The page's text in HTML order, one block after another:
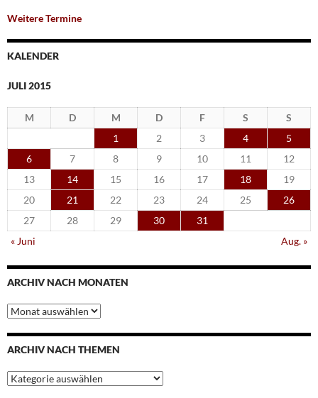
Weitere Termine
KALENDER
JULI 2015
M D M D F S
S
1
2 3 4
5
6
7 8 9 10 11
12
13
14 15 16 17 18
19
20
21 22 23 24 25
26
27
28 29 30
31
« Juni
Aug. »
ARCHIV NACH MONATEN
Archiv
nach
Monaten
ARCHIV NACH THEMEN
Archiv
nach